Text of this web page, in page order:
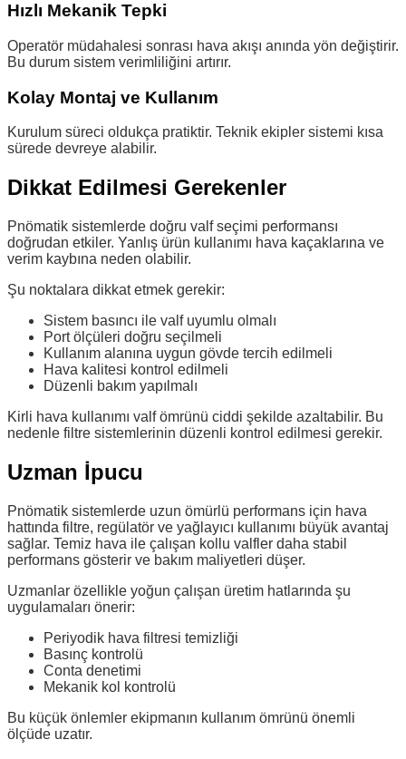
Hızlı Mekanik Tepki
Operatör müdahalesi sonrası hava akışı anında yön değiştirir.
Bu durum sistem verimliliğini artırır.
Kolay Montaj ve Kullanım
Kurulum süreci oldukça pratiktir. Teknik ekipler sistemi kısa
sürede devreye alabilir.
Dikkat Edilmesi Gerekenler
Pnömatik sistemlerde doğru valf seçimi performansı
doğrudan etkiler. Yanlış ürün kullanımı hava kaçaklarına ve
verim kaybına neden olabilir.
Şu noktalara dikkat etmek gerekir:
Sistem basıncı ile valf uyumlu olmalı
Port ölçüleri doğru seçilmeli
Kullanım alanına uygun gövde tercih edilmeli
Hava kalitesi kontrol edilmeli
Düzenli bakım yapılmalı
Kirli hava kullanımı valf ömrünü ciddi şekilde azaltabilir. Bu
nedenle filtre sistemlerinin düzenli kontrol edilmesi gerekir.
Uzman İpucu
Pnömatik sistemlerde uzun ömürlü performans için hava
hattında filtre, regülatör ve yağlayıcı kullanımı büyük avantaj
sağlar. Temiz hava ile çalışan kollu valfler daha stabil
performans gösterir ve bakım maliyetleri düşer.
Uzmanlar özellikle yoğun çalışan üretim hatlarında şu
uygulamaları önerir:
Periyodik hava filtresi temizliği
Basınç kontrolü
Conta denetimi
Mekanik kol kontrolü
Bu küçük önlemler ekipmanın kullanım ömrünü önemli
ölçüde uzatır.